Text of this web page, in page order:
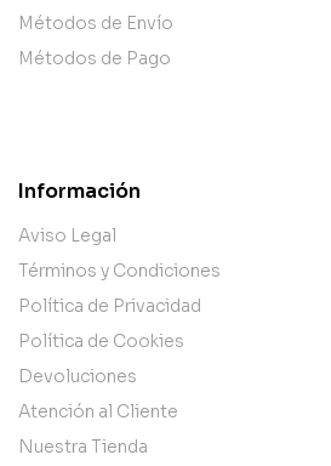
Métodos de Envío
Métodos de Pago
Información
Aviso Legal
Términos y Condiciones
Política de Privacidad
Política de Cookies
Devoluciones
Atención al Cliente
Nuestra Tienda